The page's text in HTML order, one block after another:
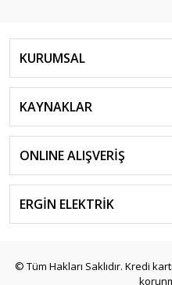
KURUMSAL
KAYNAKLAR
ONLINE ALIŞVERİŞ
ERGİN ELEKTRİK
© Tüm Hakları Saklıdır. Kredi